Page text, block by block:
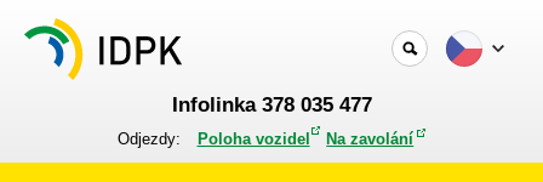
Infolinka 378 035 477
Odjezdy: Poloha vozidel Na zavolání